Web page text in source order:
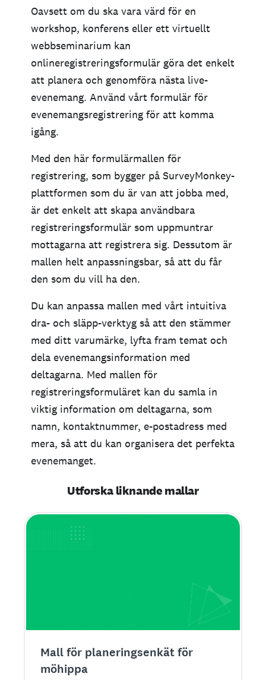
Oavsett om du ska vara värd för en
workshop, konferens eller ett virtuellt
webbseminarium kan
onlineregistreringsformulär göra det enkelt
att planera och genomföra nästa live-
evenemang. Använd vårt formulär för
evenemangsregistrering för att komma
igång.
Med den här formulärmallen för
registrering, som bygger på SurveyMonkey-
plattformen som du är van att jobba med,
är det enkelt att skapa användbara
registreringsformulär som uppmuntrar
mottagarna att registrera sig. Dessutom är
mallen helt anpassningsbar, så att du får
den som du vill ha den.
Du kan anpassa mallen med vårt intuitiva
dra- och släpp-verktyg så att den stämmer
med ditt varumärke, lyfta fram temat och
dela evenemangsinformation med
deltagarna. Med mallen för
registreringsformuläret kan du samla in
viktig information om deltagarna, som
namn, kontaktnummer, e-postadress med
mera, så att du kan organisera det perfekta
evenemanget.
Utforska liknande mallar
Mall för planeringsenkät för
möhippa